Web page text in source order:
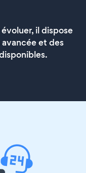
il dispose
et des